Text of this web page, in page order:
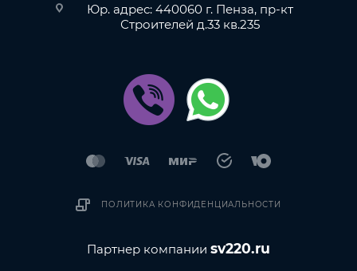
Юр. адрес: 440060 г. Пенза, пр-кт
Строителей д.33 кв.235
ПОЛИТИКА КОНФИДЕНЦИАЛЬНОСТИ
Партнер компании sv220.ru